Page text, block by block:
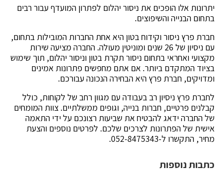
יתרונות אלו הופכים את ניסור יהלום לפתרון המועדף עבור רבים
בתחום הבנייה והשיפוצים.
חברת פרץ ניסור וקידוח בטון היא אחת החברות המובילות בתחום,
עם ניסיון של 26 שנים ומוניטין מעולה. החברה מציעה שירות
מקצועי ואחראי בתחום ניסור תקרת בטון וניסור יהלום, תוך שימוש
בציוד המתקדם ביותר. אם אתם מחפשים פתרונות אמינים
ומדויקים, חברת פרץ היא הבחירה הנכונה עבורכם.
לחברת פרץ ניסיון רב בעבודה עם מגוון רחב של לקוחות, כולל
קבלנים פרטיים, חברות בנייה, וגופים ממשלתיים. צוות המומחים
של החברה ידאג להבטיח את שביעות רצונכם על ידי התאמה
אישית של הפתרונות לצרכים שלכם. לפרטים נוספים והצעת
מחיר, התקשרו ל-052-8475343.
כתבות נוספות